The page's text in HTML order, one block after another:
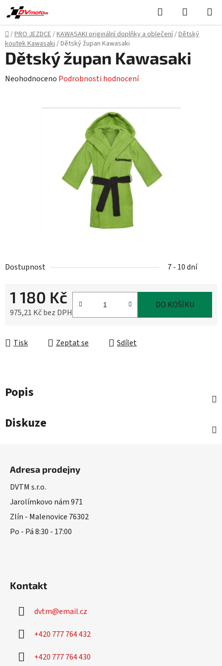
Přejít
na
obsah
Hledat
KOŠÍK
Domů
/PRO JEZDCE/KAWASAKI originální doplňky a oblečení/Dětský
koutek Kawasaki/Dětský župan Kawasaki
Dostupnost 7 - 10 dní
1 180 Kč
975,21 Kč bez DPH
DO KOŠÍKU
Tisk Zeptat se Sdílet
Dětský župan Kawasaki
Průměrné
Neohodnoceno Podrobnosti hodnocení
Popis
Diskuze
Adresa prodejny
DVTM s.r.o.
Jarolímkovo nám 971
Zlín - Malenovice 76302
Po - Pá 8:30 - 17:00
Kontakt
dvtm@email.cz
+420 777 764 432
+420 777 764 430